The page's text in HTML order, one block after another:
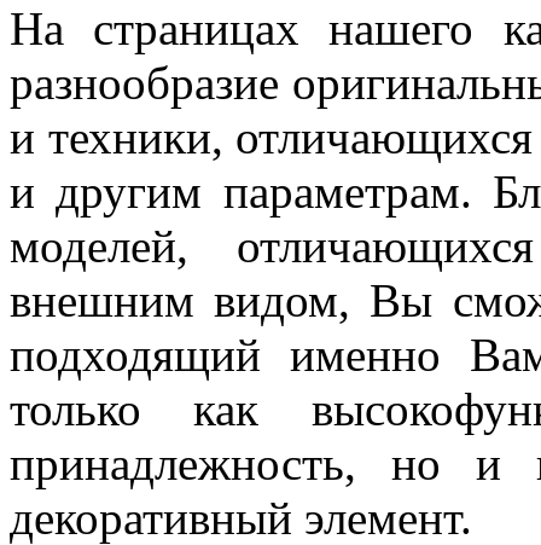
На страницах нашего
разнообразие
и техники,
и другим параметрам.
моделей,
внешним видом, Вы
подходящий именно
только как
принадлежность, но и
декоративный элемент.